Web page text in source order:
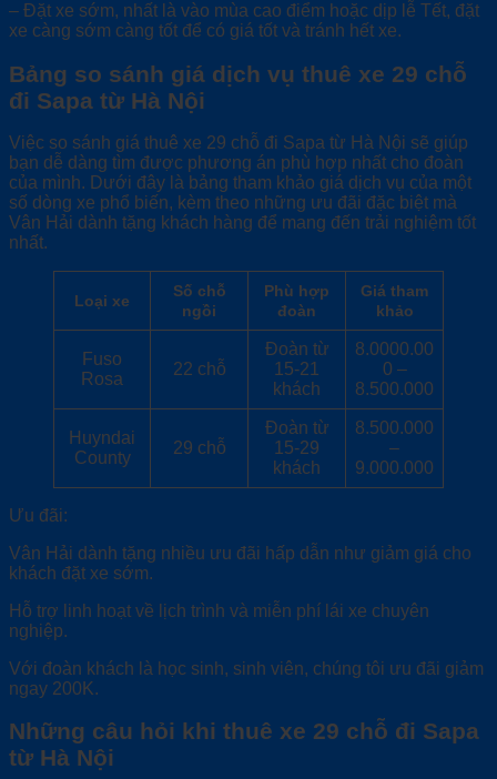
– Đặt xe sớm, nhất là vào mùa cao điểm hoặc dịp lễ Tết, đặt
xe càng sớm càng tốt để có giá tốt và tránh hết xe.
Bảng so sánh giá dịch vụ thuê xe 29 chỗ
đi Sapa từ Hà Nội
Việc so sánh giá thuê xe 29 chỗ đi Sapa từ Hà Nội sẽ giúp
bạn dễ dàng tìm được phương án phù hợp nhất cho đoàn
của mình. Dưới đây là bảng tham khảo giá dịch vụ của một
số dòng xe phổ biến, kèm theo những ưu đãi đặc biệt mà
Vân Hải dành tặng khách hàng để mang đến trải nghiệm tốt
nhất.
Loại xe
Số chỗ
ngồi
Phù hợp
đoàn
Giá tham
khảo
Fuso
Rosa
22 chỗ
Đoàn từ
15-21
khách
8.0000.00
0 –
8.500.000
Huyndai
County
29 chỗ
Đoàn từ
15-29
khách
8.500.000
–
9.000.000
Ưu đãi:
Vân Hải dành tặng nhiều ưu đãi hấp dẫn như giảm giá cho
khách đặt xe sớm.
Hỗ trợ linh hoạt về lịch trình và miễn phí lái xe chuyên
nghiệp.
Với đoàn khách là học sinh, sinh viên, chúng tôi ưu đãi giảm
ngay 200K.
Những câu hỏi khi thuê xe 29 chỗ đi Sapa
từ Hà Nội